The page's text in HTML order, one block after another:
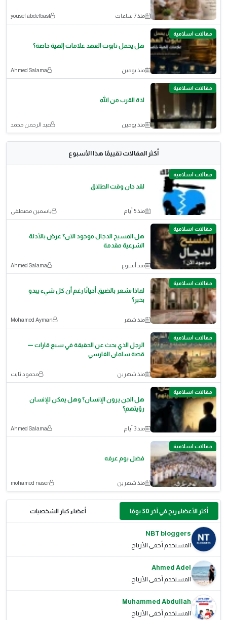
منذ 7 ساعات yousef abdelbast
مقالات اسلامية
هل يحمل تابوت العهد علامات إلهية خاصة؟
منذ يومين Ahmed Salama
مقالات اسلامية
لذة القرب من الله
منذ يومين عبد الرحمن محمد
أكثر المقالات تقييمًا هذا الأسبوع
مقالات اسلامية
لقد حان وقت الطلاق
منذ 5 أيام ياسمين مصطفى
مقالات اسلامية
هل المسيح الدجال موجود الآن؟ عرض بالأدلة
الشرعية مقدمة
منذ أسبوع Ahmed Salama
مقالات اسلامية
لماذا نشعر بالضيق أحيانًا رغم أن كل شيء يبدو
بخير؟
منذ شهر Mohamed Ayman
مقالات اسلامية
الرجل الذي بحث عن الحقيقة في سبع قارات —
قصة سلمان الفارسي
منذ شهرين محمود ثابت
مقالات اسلامية
هل الجن يرون الإنسان؟ وهل يمكن للإنسان
رؤيتهم؟
منذ 3 أيام Ahmed Salama
مقالات اسلامية
فضل يوم عرفه
منذ شهرين mohamed naser
أكثر الأعضاء ربح في آخر 30 يومًا أعضاء كبار الشخصيات
NBT bloggers
المستخدم أخفى الأرباح
Ahmed Adel
المستخدم أخفى الأرباح
Muhammed Abdullah
المستخدم أخفى الأرباح